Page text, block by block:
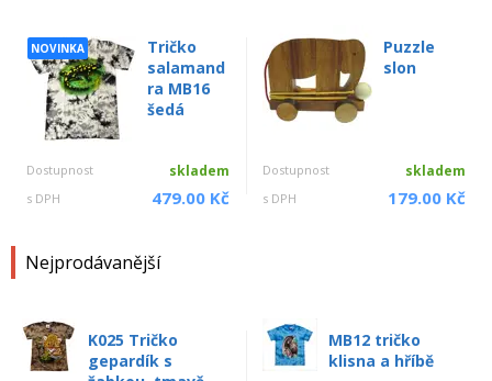
NOVINKA
Tričko
salamand
ra MB16
šedá
Dostupnost skladem
s DPH 479.00 Kč
Puzzle
slon
Dostupnost skladem
s DPH 179.00 Kč
Nejprodávanější
K025 Tričko
gepardík s
MB12 tričko
klisna a hříbě